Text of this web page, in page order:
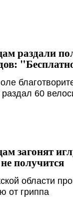
раздали
раздал 60
загонят
получится
области
от гриппа